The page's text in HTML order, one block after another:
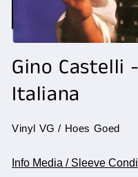
openen
modaal
Gino Castelli
Italiana
Vinyl VG / Hoes Goed
Info Media / Sleeve